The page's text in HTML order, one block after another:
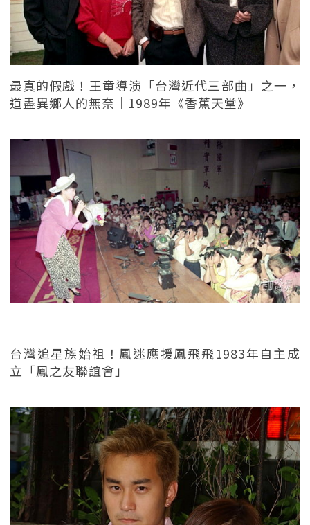
最真的假戲！王童導演「台灣近代三部曲」之一，
道盡異鄉人的無奈｜1989年《香蕉天堂》
台灣追星族始祖！鳳迷應援鳳飛飛1983年自主成
立「鳳之友聯誼會」